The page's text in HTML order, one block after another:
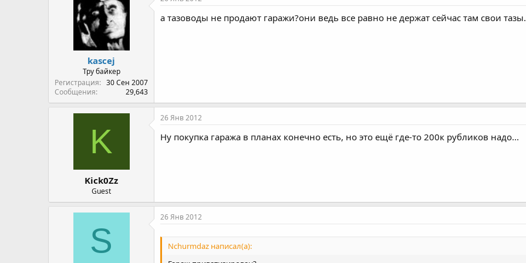
kascej
Тру байкер
Регистрация
30 Сен 2007
Сообщения
29,643
а тазоводы не продают гаражи?они ведь все равно не держат сейчас там свои тазы.
K
Kick0Zz
Guest
26 Янв 2012
Ну покупка гаража в планах конечно есть, но это ещё где-то 200к рубликов надо...
S
26 Янв 2012
Nchurmdaz написал(а):